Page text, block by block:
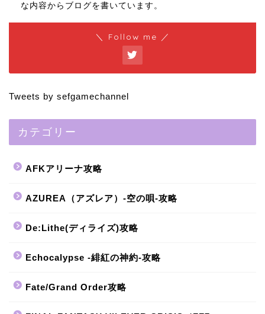
な内容からブログを書いています。
＼ Follow me ／
Tweets by sefgamechannel
カテゴリー
AFKアリーナ攻略
AZUREA（アズレア）-空の唄-攻略
De:Lithe(ディライズ)攻略
Echocalypse -緋紅の神約-攻略
Fate/Grand Order攻略